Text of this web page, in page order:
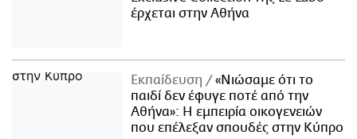
έρχεται στην Αθήνα
Εκπαίδευση
«Νιώσαμε ότι το
παιδί δεν έφυγε ποτέ από την
Αθήνα»: Η εμπειρία οικογενειών
που επέλεξαν σπουδές στην Κύπρο